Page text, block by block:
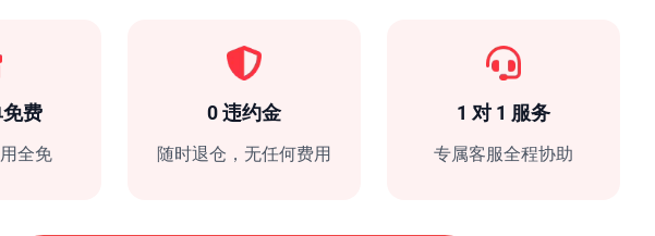
费
全免
0 违约金
随时退仓，无任何费用
1 对 1 服务
专属客服全程协助